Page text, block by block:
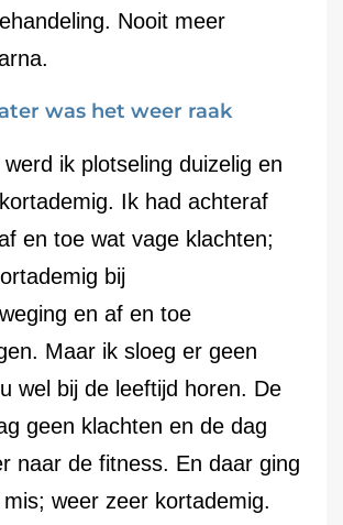
Nooit meer
was het weer raak
ik plotseling duizelig en
Ik had achteraf
en toe wat vage klachten;
bij
en af en toe
Maar ik sloeg er geen
wel bij de leeftijd horen. De
geen klachten en de dag
naar de fitness. En daar ging
weer zeer kortademig.